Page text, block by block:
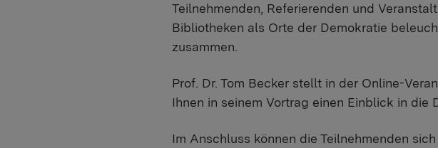
Teilnehmenden, Referierenden und
Bibliotheken als Orte der Demokratie
zusammen.
Prof. Dr. Tom Becker stellt in der Online-
Ihnen in seinem Vortrag einen Einblick in die
Im Anschluss können die Teilnehmenden